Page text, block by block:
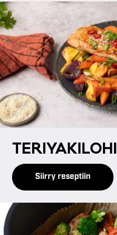
TE­RI­YA­KI­LO­HI
Siirry reseptiin